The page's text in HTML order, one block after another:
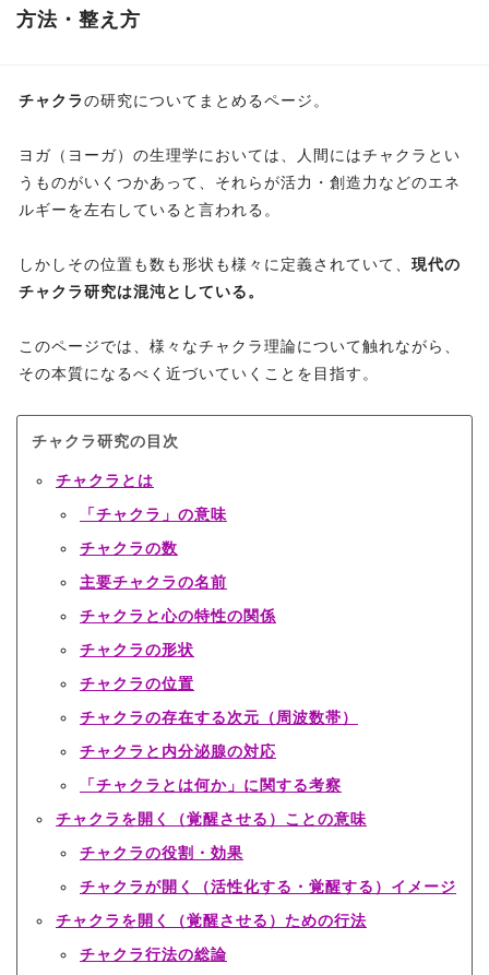
方法・整え方
チャクラの研究についてまとめるページ。
ヨガ（ヨーガ）の生理学においては、人間にはチャクラとい
うものがいくつかあって、それらが活力・創造力などのエネ
ルギーを左右していると言われる。
しかしその位置も数も形状も様々に定義されていて、 現代の
チャクラ研究は混沌としている。
このページでは、様々なチャクラ理論について触れながら、
その本質になるべく近づいていくことを目指す。
チャクラ研究の目次
チャクラとは
「チャクラ」の意味
チャクラの数
主要チャクラの名前
チャクラと心の特性の関係
チャクラの形状
チャクラの位置
チャクラの存在する次元（周波数帯）
チャクラと内分泌腺の対応
「チャクラとは何か」に関する考察
チャクラを開く（覚醒させる）ことの意味
チャクラの役割・効果
チャクラが開く（活性化する・覚醒する）イメージ
チャクラを開く（覚醒させる）ための行法
チャクラ行法の総論